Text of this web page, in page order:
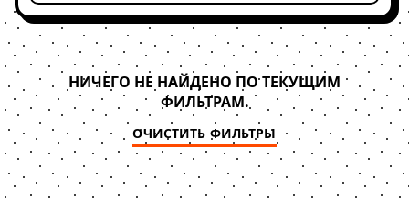
НИЧЕГО НЕ НАЙДЕНО ПО ТЕКУЩИМ
ФИЛЬТРАМ.
ОЧИСТИТЬ ФИЛЬТРЫ